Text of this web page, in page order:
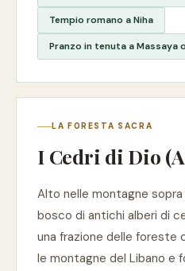
Tempio romano a Niha
Pranzo in tenuta a Massaya
LA FORESTA SACRA
I Cedri di Dio
Alto nelle montagne sopra
bosco di antichi alberi di
una frazione delle foreste
le montagne del Libano e